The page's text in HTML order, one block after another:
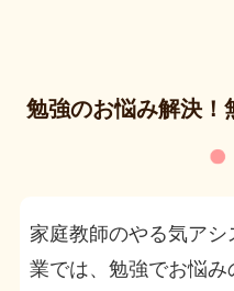
勉強のお悩み解決！
家庭教師のやる気ア
業では、勉強でお悩み